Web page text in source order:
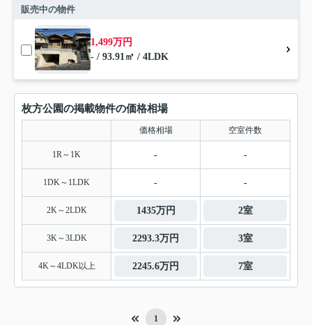
販売中の物件
1,499万円
- / 93.91㎡ / 4LDK
枚方公園の掲載物件の価格相場
価格相場 空室件数
1R～1K - -
1DK～1LDK - -
2K～2LDK 1435万円 2室
3K～3LDK 2293.3万円 3室
4K～4LDK以上 2245.6万円 7室
1